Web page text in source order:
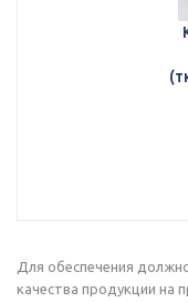
Для обеспечения
качества продукции на